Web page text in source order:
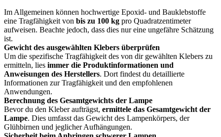
Im Allgemeinen können hochwertige Epoxid- und Bauklebstoffe
eine Tragfähigkeit von bis zu 100 kg pro Quadratzentimeter
aufweisen. Beachte jedoch, dass dies nur eine ungefähre Schätzung
ist.
Gewicht des ausgewählten Klebers überprüfen
Um die spezifische Tragfähigkeit des von dir gewählten Klebers zu
ermitteln, lies immer die Produktinformationen und
Anweisungen des Herstellers. Dort findest du detaillierte
Informationen zur Tragfähigkeit und den empfohlenen
Anwendungen.
Berechnung des Gesamtgewichts der Lampe
Bevor du den Kleber aufträgst, ermittele das Gesamtgewicht der
Lampe. Dies umfasst das Gewicht des Lampenkörpers, der
Glühbirnen und jeglicher Aufhängungen.